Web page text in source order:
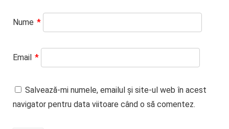
Nume *
Email *
Salvează-mi numele, emailul și site-ul web în acest
navigator pentru data viitoare când o să comentez.